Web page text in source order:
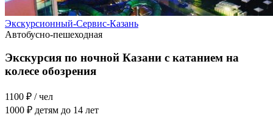
Экскурсионный-Сервис-Казань
Автобусно-пешеходная
Экскурсия по ночной Казани с катанием на
колесе обозрения
1100 ₽ / чел
1000 ₽ детям до 14 лет